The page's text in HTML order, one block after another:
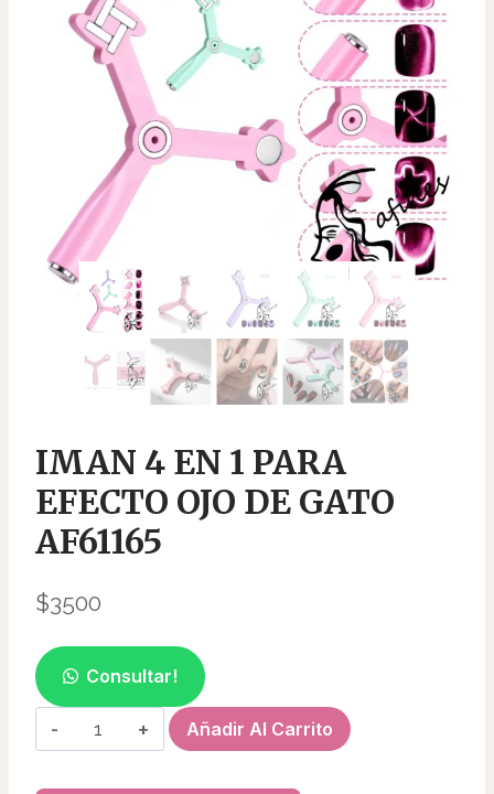
IMAN 4 EN 1 PARA
EFECTO OJO DE GATO
AF61165
$3500
Consultar!
IMAN
4
Añadir Al Carrito